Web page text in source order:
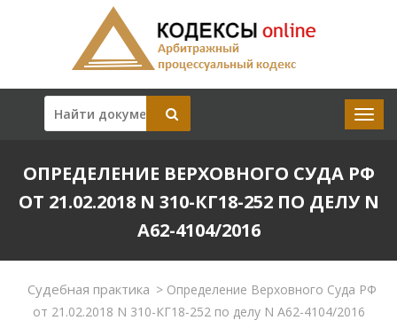
ОПРЕДЕЛЕНИЕ ВЕРХОВНОГО СУДА РФ
ОТ 21.02.2018 N 310-КГ18-252 ПО ДЕЛУ N
А62-4104/2016
Судебная практика >Определение Верховного Суда РФ
от 21.02.2018 N 310-КГ18-252 по делу N А62-4104/2016